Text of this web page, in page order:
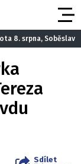
8. srpna, Soběslav
Sdílet